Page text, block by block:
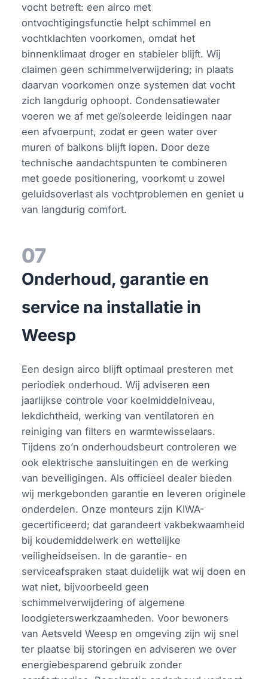
vocht betreft: een airco met
ontvochtigingsfunctie helpt schimmel en
vochtklachten voorkomen, omdat het
binnenklimaat droger en stabieler blijft. Wij
claimen geen schimmelverwijdering; in plaats
daarvan voorkomen onze systemen dat vocht
zich langdurig ophoopt. Condensatiewater
voeren we af met geїsoleerde leidingen naar
een afvoerpunt, zodat er geen water over
muren of balkons blijft lopen. Door deze
technische aandachtspunten te combineren
met goede positionering, voorkomt u zowel
geluidsoverlast als vochtproblemen en geniet u
van langdurig comfort.
07
Onderhoud, garantie en
service na installatie in
Weesp
Een design airco blijft optimaal presteren met
periodiek onderhoud. Wij adviseren een
jaarlijkse controle voor koelmiddelniveau,
lekdichtheid, werking van ventilatoren en
reiniging van filters en warmtewisselaars.
Tijdens zo’n onderhoudsbeurt controleren we
ook elektrische aansluitingen en de werking
van beveiligingen. Als officieel dealer bieden
wij merkgebonden garantie en leveren originele
onderdelen. Onze monteurs zijn KIWA-
gecertificeerd; dat garandeert vakbekwaamheid
bij koudemiddelwerk en wettelijke
veiligheidseisen. In de garantie- en
serviceafspraken staat duidelijk wat wij doen en
wat niet, bijvoorbeeld geen
schimmelverwijdering of algemene
loodgieterswerkzaamheden. Voor bewoners
van Aetsveld Weesp en omgeving zijn wij snel
ter plaatse bij storingen en adviseren we over
energiebesparend gebruik zonder